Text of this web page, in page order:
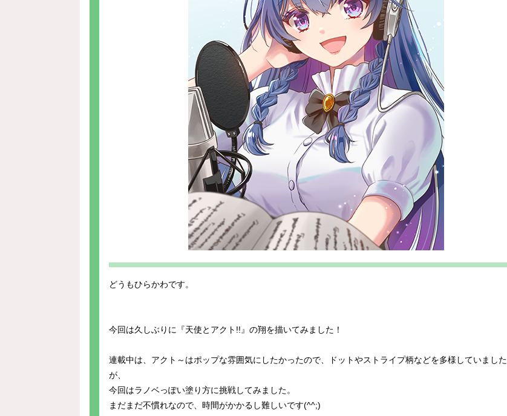
どうもひらかわです。
今回は久しぶりに『天使とアクト!!』の翔を描いてみました！
連載中は、アクト～はポップな雰囲気にしたかったので、ドットやストライプ柄などを多様していました
が、
今回はラノベっぽい塗り方に挑戦してみました。
まだまだ不慣れなので、時間がかかるし難しいです(^^;)